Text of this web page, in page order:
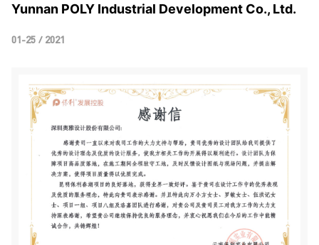
Yunnan POLY Industrial Development Co., Ltd.
01-25 / 2021